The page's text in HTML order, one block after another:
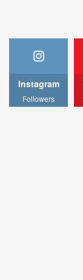
Instagram
Followers